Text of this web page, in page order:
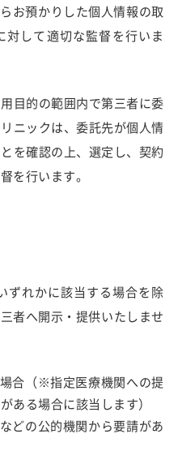
お預かりした個人情報の取
対して適切な監督を行いま
目的の範囲内で第三者に委
ニックは、委託先が個人情
を確認の上、選定し、契約
を行います。
ずれかに該当する場合を除
者へ開示・提供いたしませ
合（※指定医療機関への提
ある場合に該当します）
どの公的機関から要請があ